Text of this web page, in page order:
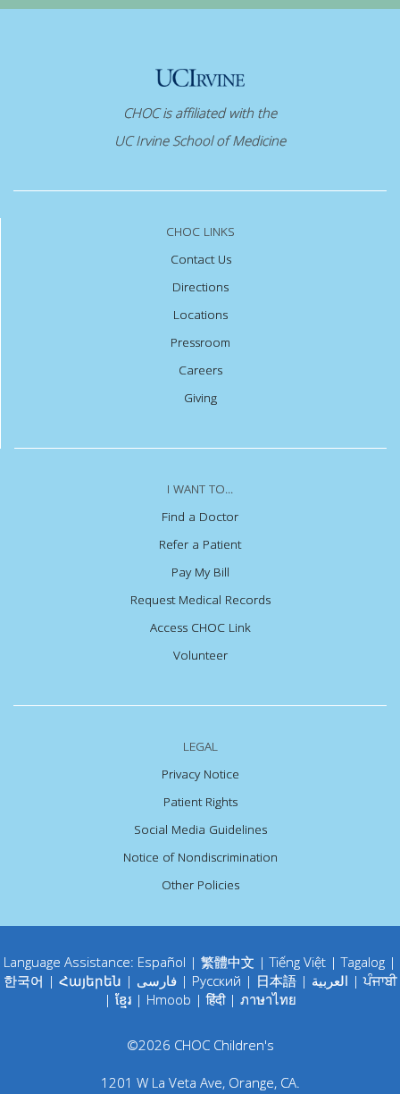
CHOC is affiliated with the
UC Irvine School of Medicine
CHOC LINKS
Contact Us
Directions
Locations
Pressroom
Careers
Giving
I WANT TO...
Find a Doctor
Refer a Patient
Pay My Bill
Request Medical Records
Access CHOC Link
Volunteer
LEGAL
Privacy Notice
Patient Rights
Social Media Guidelines
Notice of Nondiscrimination
Other Policies
Language Assistance: Español | 繁體中文 |Tiếng Việt |Tagalog |
한국어 | Հայերեն | فارسی| Русский | 日本語| العربية |ਪੰਜਾਬੀ
| ខ្មែរ | Hmoob |हिंदी| ภาษาไทย
©2026 CHOC Children's
1201 W La Veta Ave, Orange, CA.